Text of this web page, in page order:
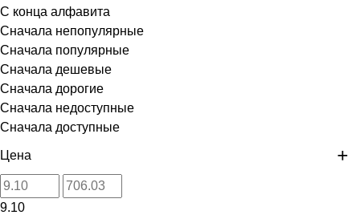
С конца алфавита
Сначала непопулярные
Сначала популярные
Сначала дешевые
Сначала дорогие
Сначала недоступные
Сначала доступные
Цена
9.10